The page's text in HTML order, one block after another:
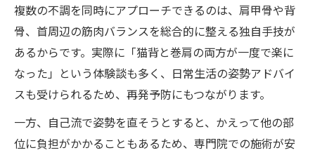
複数の不調を同時にアプローチできるのは、肩甲骨や背
骨、首周辺の筋肉バランスを総合的に整える独自手技が
あるからです。実際に「猫背と巻肩の両方が一度で楽に
なった」という体験談も多く、日常生活の姿勢アドバイ
スも受けられるため、再発予防にもつながります。
一方、自己流で姿勢を直そうとすると、かえって他の部
位に負担がかかることもあるため、専門院での施術が安